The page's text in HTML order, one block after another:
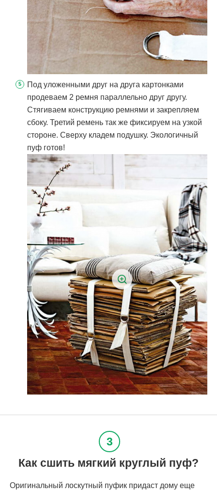
Под уложенными друг на друга картонками
продеваем 2 ремня параллельно друг другу.
Стягиваем конструкцию ремнями и закрепляем
сбоку. Третий ремень так же фиксируем на узкой
стороне. Сверху кладем подушку. Экологичный
пуф готов!
Как сшить мягкий круглый пуф?
Оригинальный лоскутный пуфик придаст дому еще